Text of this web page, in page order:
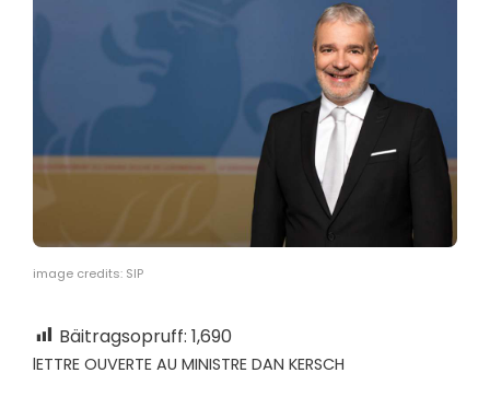
image credits: SIP
Bäitragsopruff: 1,690
lETTRE OUVERTE AU MINISTRE DAN KERSCH